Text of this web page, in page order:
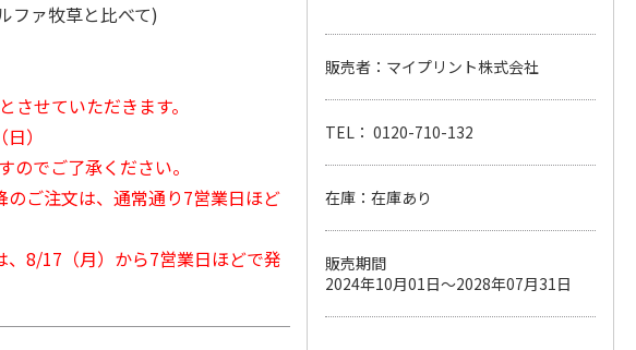
ファ牧草と比べて)
せていただきます。
）
のでご了承ください。
ご注文は、通常通り7営業日ほど
8/17（月）から7営業日ほどで発
販売者：マイプリント株式会社
TEL： 0120-710-132
在庫：在庫あり
販売期間
2024年10月01日～2028年07月31日